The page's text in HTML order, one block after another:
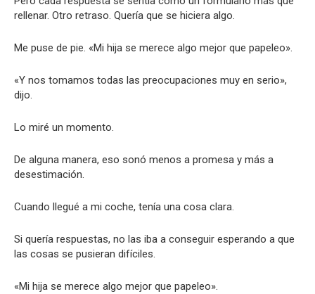
rellenar. Otro retraso. Quería que se hiciera algo.
Me puse de pie. «Mi hija se merece algo mejor que papeleo».
«Y nos tomamos todas las preocupaciones muy en serio»,
dijo.
Lo miré un momento.
De alguna manera, eso sonó menos a promesa y más a
desestimación.
Cuando llegué a mi coche, tenía una cosa clara.
Si quería respuestas, no las iba a conseguir esperando a que
las cosas se pusieran difíciles.
«Mi hija se merece algo mejor que papeleo».